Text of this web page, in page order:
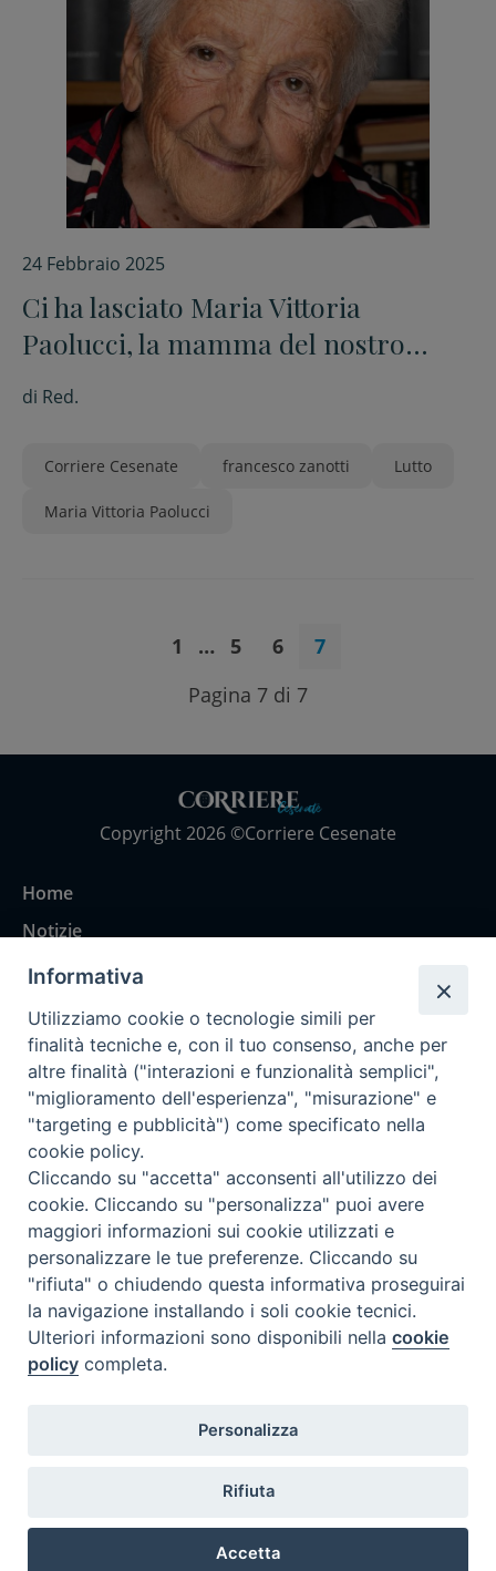
24 Febbraio 2025
Ci ha lasciato Maria Vittoria
Paolucci, la mamma del nostro
direttore Francesco Zanotti
di Red.
Corriere Cesenate francesco zanotti Lutto
Maria Vittoria Paolucci
1 … 5 6
7
Pagina 7 di 7
Copyright 2026 ©Corriere Cesenate
Home
Notizie
Rubriche
Chi siamo
Come abbonarsi
Contatti
Informativa
Utilizziamo cookie o tecnologie simili per
finalità tecniche e, con il tuo consenso, anche per
altre finalità ("interazioni e funzionalità semplici",
"miglioramento dell'esperienza", "misurazione" e
"targeting e pubblicità") come specificato nella
cookie policy.
Cliccando su "accetta" acconsenti all'utilizzo dei
cookie. Cliccando su "personalizza" puoi avere
maggiori informazioni sui cookie utilizzati e
personalizzare le tue preferenze. Cliccando su
"rifiuta" o chiudendo questa informativa proseguirai
la navigazione installando i soli cookie tecnici.
Ulteriori informazioni sono disponibili nellacookie
policy completa.
Personalizza
Rifiuta
Accetta